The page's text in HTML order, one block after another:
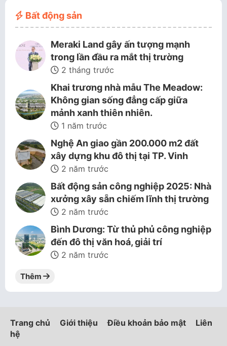
Bất động sản
Meraki Land gây ấn tượng mạnh
trong lần đầu ra mắt thị trường
2 tháng trước
Khai trương nhà mẫu The Meadow:
Không gian sống đẳng cấp giữa
mảnh xanh thiên nhiên.
1 năm trước
Nghệ An giao gần 200.000 m2 đất
xây dựng khu đô thị tại TP. Vinh
2 năm trước
Bất động sản công nghiệp 2025: Nhà
xưởng xây sẵn chiếm lĩnh thị trường
2 năm trước
Bình Dương: Từ thủ phủ công nghiệp
đến đô thị văn hoá, giải trí
2 năm trước
Thêm
Trang chủ Giới thiệu Điều khoản bảo mật
Liên
hệ